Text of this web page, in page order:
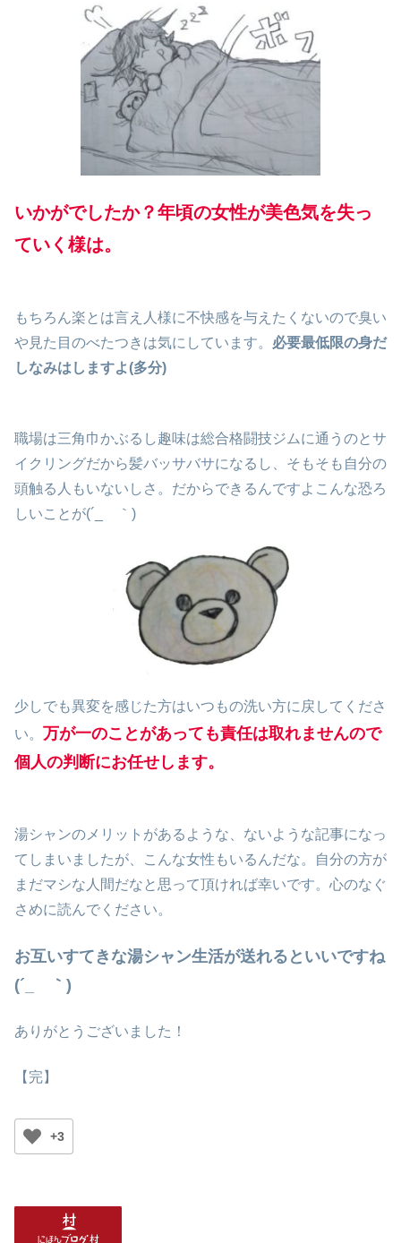
いかがでしたか？年頃の女性が美色気を失っ
ていく様は。
もちろん楽とは言え人様に不快感を与えたくないので臭い
や見た目のべたつきは気にしています。 必要最低限の身だ
しなみはしますよ(多分)
職場は三角巾かぶるし趣味は総合格闘技ジムに通うのとサ
イクリングだから髪バッサバサになるし、そもそも自分の
頭触る人もいないしさ。だからできるんですよこんな恐ろ
しいことが(´_ゝ｀)
少しでも異変を感じた方はいつもの洗い方に戻してくださ
い。 万が一のことがあっても責任は取れませんので
個人の判断にお任せします。
湯シャンのメリットがあるような、ないような記事になっ
てしまいましたが、こんな女性もいるんだな。自分の方が
まだマシな人間だなと思って頂ければ幸いです。心のなぐ
さめに読んでください。
お互いすてきな湯シャン生活が送れるといいですね
(´_ゝ｀)
ありがとうございました！
【完】
+3